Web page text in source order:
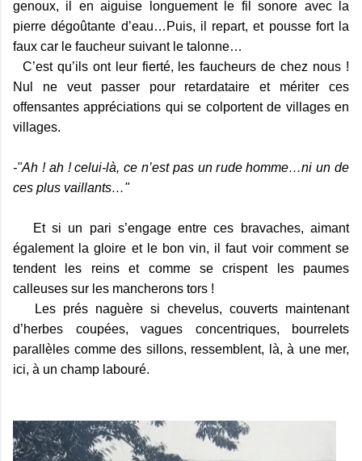
genoux, il en aiguise longuement le fil sonore avec la
pierre dégoûtante d’eau…Puis, il repart, et pousse fort la
faux car le faucheur suivant le talonne…
C’est qu’ils ont leur fierté, les faucheurs de chez nous !
Nul ne veut passer pour retardataire et mériter ces
offensantes appréciations qui se colportent de villages en
villages.
-"Ah ! ah ! celui-là, ce n’est pas un rude homme…ni un de
ces plus vaillants…"
Et si un pari s’engage entre ces bravaches, aimant
également la gloire et le bon vin, il faut voir comment se
tendent les reins et comme se crispent les paumes
calleuses sur les mancherons tors !
Les prés naguère si chevelus, couverts maintenant
d’herbes coupées, vagues concentriques, bourrelets
parallèles comme des sillons, ressemblent, là, à une mer,
ici, à un champ labouré.